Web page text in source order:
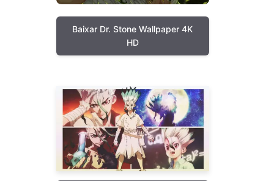
Baixar Dr. Stone Wallpaper 4K
HD